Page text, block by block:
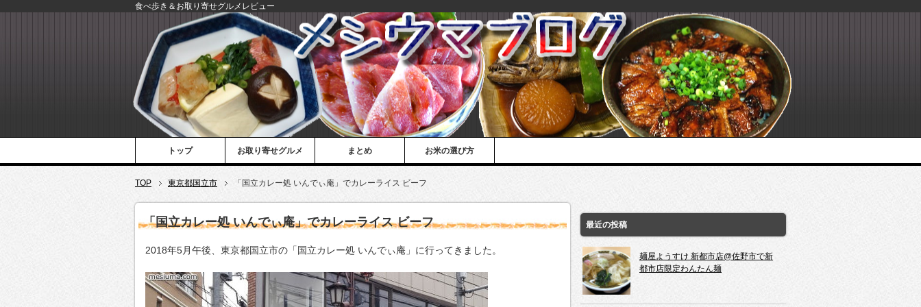
食べ歩き＆お取り寄せグルメレビュー
トップ お取り寄せグルメ まとめ お米の選び方
TOP 東京都国立市 「国立カレー処 いんでぃ庵」でカレーライス ビーフ
「国立カレー処 いんでぃ庵」でカレーライス ビーフ
2018年5月午後、東京都国立市の「国立カレー処 いんでぃ庵」に行ってきました。
最近の投稿
麺屋ようすけ 新都市店@佐野市で新
都市店限定わんたん麺